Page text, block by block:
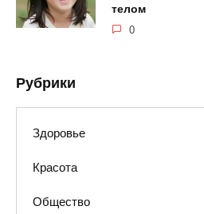
телом
0
Рубрики
Здоровье
Красота
Общество